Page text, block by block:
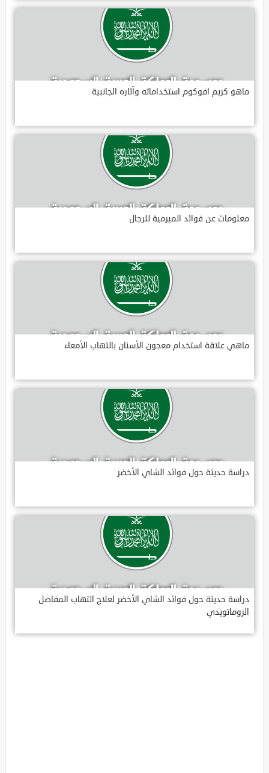
ماهو كريم افوكوم استخداماته وآثاره الجانبية
معلومات عن فوائد الميرمية للرجال
ماهي علاقة استخدام معجون الأسنان بالتهاب الأمعاء
دراسة حديثة حول فوائد الشاي الأخضر
دراسة حديثة حول فوائد الشاي الأخضر لعلاج التهاب المفاصل
الروماتويدي